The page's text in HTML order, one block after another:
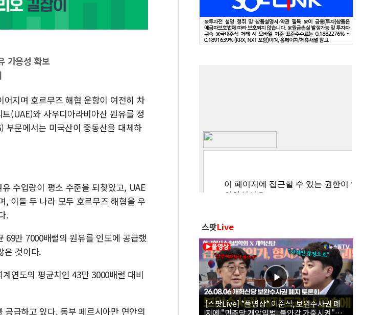
가용성 확보
지며 호르무즈 해협 운항이 여전히 차
(UAE)와 사우디아라비아산 원유를 정
부문에서는 미국산이 중동산을 대체하
수입량이 평소 수준을 되찾았고, UAE
, 이들 두 나라 모두 호르무즈 해협을 우
.
만 7000배럴의 원유를 인도에 공급했
은 것이다.
연도의 평균치인 43만 3000배럴 대비
급하고 있다. 동부 페르시아만 연안의
스팟Live
[스팟Live] *풀영상* 이준석, 보완수사권 폐
지에 "민주당 개악입법, 불안감 가중시켜"｜